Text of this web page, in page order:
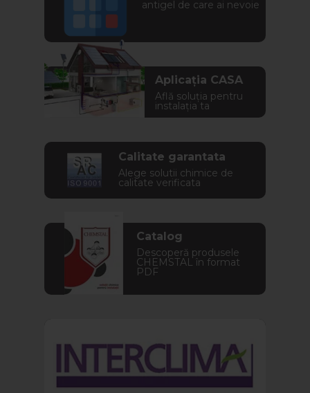
antigel de care ai nevoie
Aplicația CASA
Află soluția pentru
instalația ta
Calitate garantata
Alege solutii chimice de
calitate verificata
Catalog
Descoperă produsele
CHEMSTAL în format
PDF